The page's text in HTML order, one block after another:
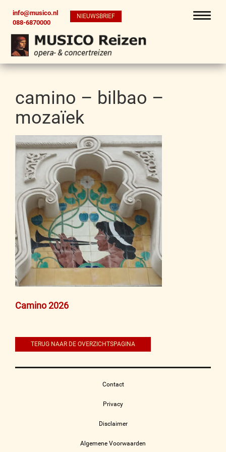
info@musico.nl
088-6870000
NIEUWSBRIEF
camino – bilbao –
mozaïek
Bericht
Camino 2026
TERUG NAAR DE OVERZICHTSPAGINA
Contact
Privacy
Disclaimer
Algemene Voorwaarden